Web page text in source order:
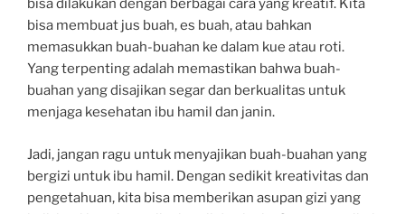
bisa dilakukan dengan berbagai cara yang kreatif. Kita
bisa membuat jus buah, es buah, atau bahkan
memasukkan buah-buahan ke dalam kue atau roti.
Yang terpenting adalah memastikan bahwa buah-
buahan yang disajikan segar dan berkualitas untuk
menjaga kesehatan ibu hamil dan janin.
Jadi, jangan ragu untuk menyajikan buah-buahan yang
bergizi untuk ibu hamil. Dengan sedikit kreativitas dan
pengetahuan, kita bisa memberikan asupan gizi yang